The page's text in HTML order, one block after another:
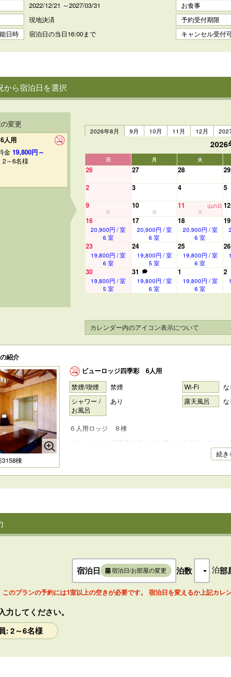
2022/12/21 ～2027/03/31 お食事
現地決済 予約受付期限
日時
宿泊日の当日16:00まで キャンセル受付
から宿泊日を選択
変更
人用
金19,800円～
2～6名様
2026年8月
9月 10月 11月 12月
2026
日 月 火
26 27 28 29
2
3 4 5
9
10 11 山の日 12
16
20,900円 / 室
6 室
17
20,900円 / 室
6 室
18
20,900円 / 室
6 室
19
23
19,800円 / 室
6 室
24
19,800円 / 室
5 室
25
19,800円 / 室
6 室
26
30
19,800円 / 室
5 室
31
19,800円 / 室
6 室
1
19,800円 / 室
6 室
2
カレンダー内のアイコン表示について
紹介
3158棟
ビューロッジ四季彩 6人用
禁煙/喫煙
禁煙 Wi-Fi な
シャワー /
お風呂
あり 露天風呂 な
６人用ロッジ ８棟
※ビューロッジ四季彩とアソベの森いわき荘は、約１km
プランにより下記内容は異なりま
※ビューロッジ室内備品等については、前頁の「ビュー
※ビューロッジ四季彩内のお風呂は温泉ではありません
続き
宿泊日 宿泊日/お部屋の変更 泊数 泊部
このプランの予約には1室以上の空きが必要です。 宿泊日を変えるか上記カレ
力してください。
: 2～6名様